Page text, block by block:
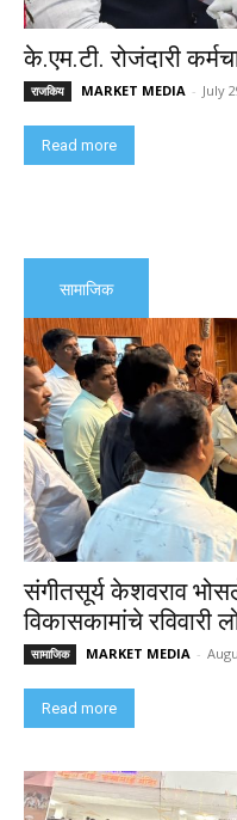
के.एम.टी. रोजंदारी
राजकिय MARKET MEDIA - July
Read more
सामाजिक
संगीतसूर्य केशवराव
विकासकामांचे रविवारी
सामाजिक MARKET MEDIA -
Read more